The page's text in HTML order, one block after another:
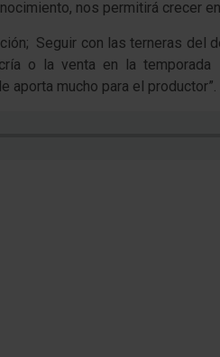
nos permitirá crecer en
Seguir con las terneras del
o la venta en la
mucho para el productor”.